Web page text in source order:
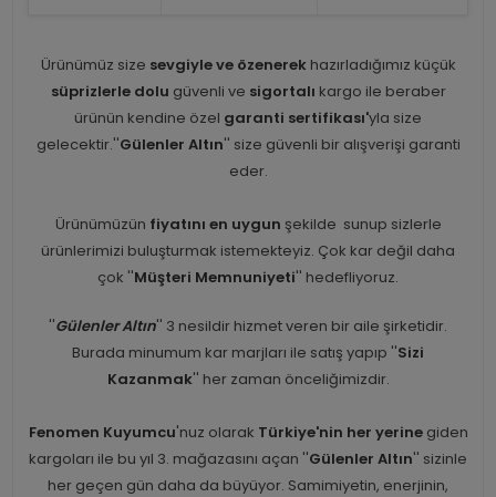
Ürünümüz size sevgiyle ve özenerekhazırladığımız küçük
süprizlerle dolu güvenli ve sigortalı kargo ile beraber
ürünün kendine özel garanti sertifikası'yla size
gelecektir.''Gülenler Altın'' size güvenli bir alışverişi garanti
eder.
Ürünümüzün fiyatını en uygun şekilde sunup sizlerle
ürünlerimizi buluşturmak istemekteyiz. Çok kar değil daha
çok ''Müşteri Memnuniyeti'' hedefliyoruz.
''Gülenler Altın'' 3 nesildir hizmet veren bir aile şirketidir.
Burada minumum kar marjları ile satış yapıp ''Sizi
Kazanmak'' her zaman önceliğimizdir.
Fenomen Kuyumcu'nuz olarak Türkiye'nin her yerinegiden
kargoları ile bu yıl 3. mağazasını açan ''Gülenler Altın'' sizinle
her geçen gün daha da büyüyor. Samimiyetin, enerjinin,